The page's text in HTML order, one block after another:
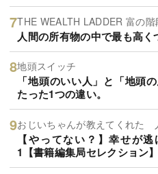
THE WEALTH LADDER 富の階
人間の所有物の中で最も高く
地頭スイッチ
「地頭のいい人」と「地頭
たった1つの違い。
おじいちゃんが教えてくれた
【やってない？】幸せが
1【書籍編集局セレクション】